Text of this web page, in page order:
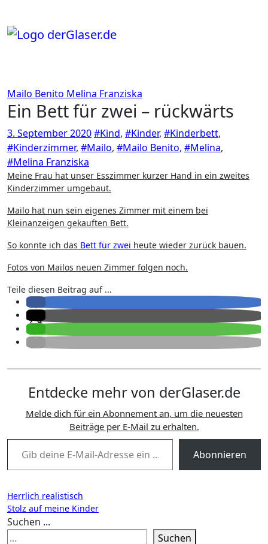
springen
Mailo Benito Melina Franziska
Ein Bett für zwei – rückwärts
3. September 2020#Kind, #Kinder, #Kinderbett,
#Kinderzimmer, #Mailo, #Mailo Benito, #Melina,
#Melina Franziska
Meine Frau hat unser Esszimmer kurzer Hand in ein zweites
Kinderzimmer umgebaut.
Mailo hat nun sein eigenes Zimmer mit einem bei
Kleinanzeigen gekauften Bett.
So konnte ich das Bett für zwei heute wieder zurück bauen.
Fotos von Mailos neuen Zimmer folgen noch.
Teile diesen Beitrag auf ...
Entdecke mehr von derGlaser.de
Melde dich für ein Abonnement an, um die neuesten
Beiträge per E-Mail zu erhalten.
Gib deine E-Mail-Adresse ein ...
Abonnieren
Beitragsnavigation
Herrlich realistisch
Stolz auf meine Kinder
Suchen ...
Suchen